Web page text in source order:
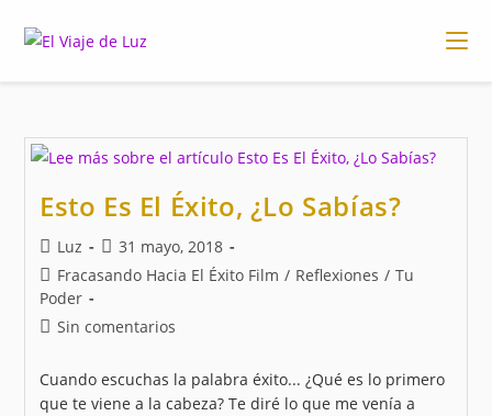
Esto Es El Éxito, ¿Lo Sabías?
Autor
de
la
entrada:
Luz
Publicación
de
31 mayo, 2018
Categoría
de
la
Fracasando Hacia El Éxito Film / Reflexiones / Tu
Poder
Comentarios
la
entrada:
Sin comentarios
Cuando escuchas la palabra éxito... ¿Qué es lo primero
que te viene a la cabeza? Te diré lo que me venía a